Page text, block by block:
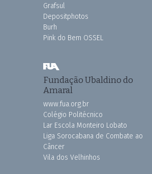
Grafsul
Depositphotos
Burh
Pink do Bem OSSEL
Fundação Ubaldino do
Amaral
www.fua.org.br
Colégio Politécnico
Lar Escola Monteiro Lobato
Liga Sorocabana de Combate ao
Câncer
Vila dos Velhinhos